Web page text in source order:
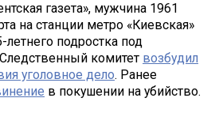
газета», мужчина 1961
на станции метро «Киевская»
подростка под
комитет возбудил
уголовное дело. Ранее
в покушении на убийство.